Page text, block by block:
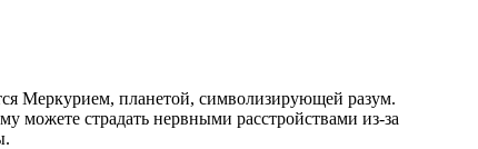
Меркурием, планетой, символизирующей разум.
можете страдать нервными расстройствами из-за